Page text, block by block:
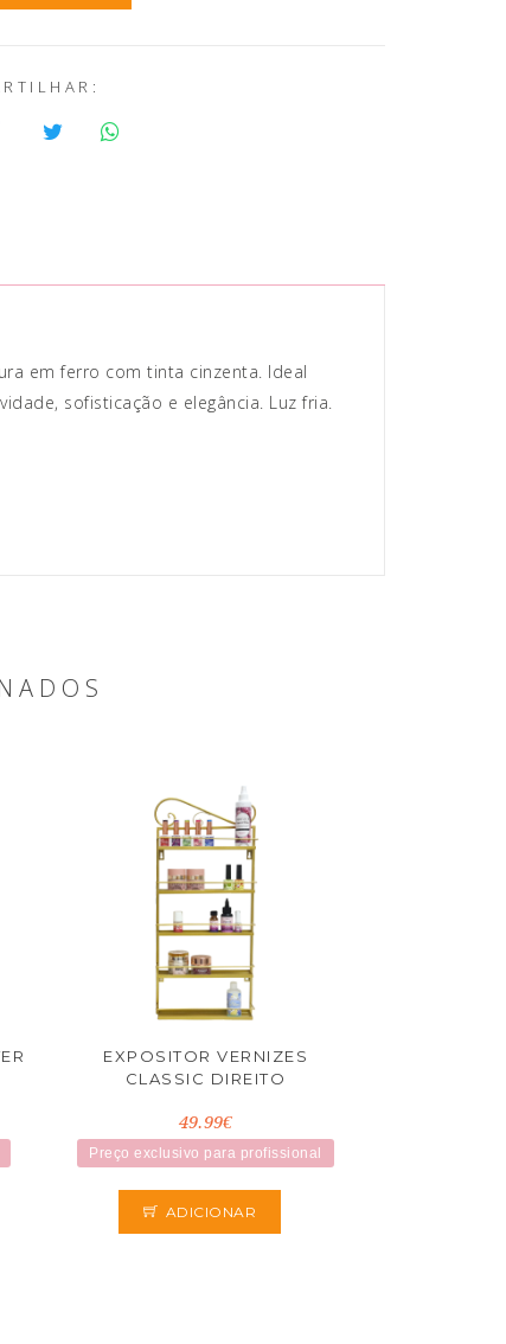
em ferro com tinta cinzenta. Ideal
sofisticação e elegância. Luz fria.
EXPOSITOR VERNIZES
CLASSIC DIREITO
49.99€
Preço exclusivo para profissional
ADICIONAR